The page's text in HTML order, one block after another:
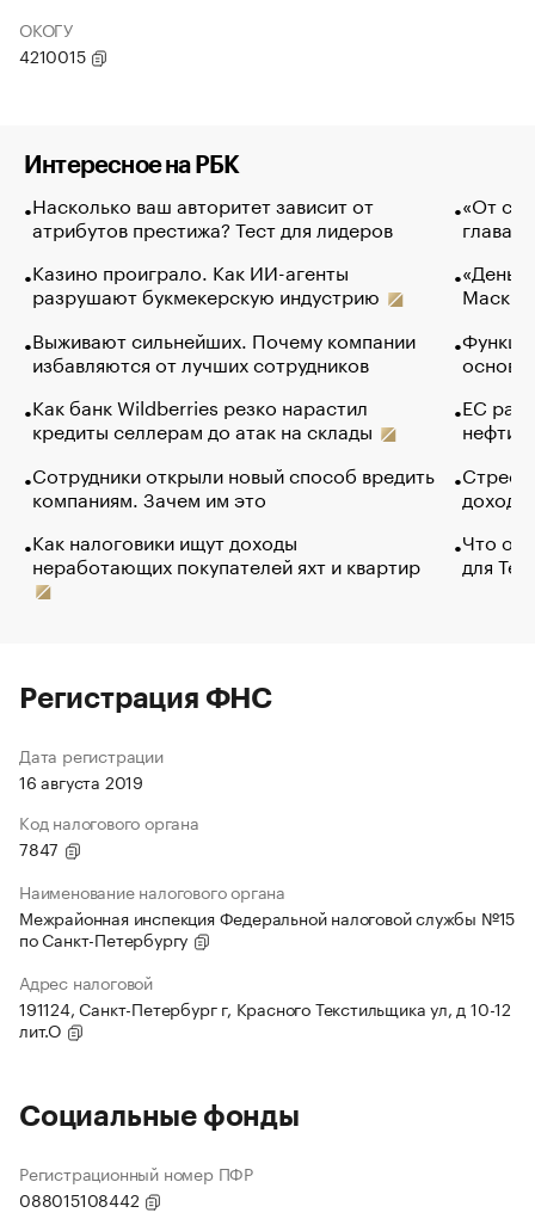
ОКОГУ
4210015
Интересное на РБК
Насколько ваш авторитет зависит от
атрибутов престижа? Тест для лидеров
Казино проиграло. Как ИИ-агенты
разрушают букмекерскую индустрию
Выживают сильнейших. Почему компании
избавляются от лучших сотрудников
Как банк Wildberries резко нарастил
кредиты селлерам до атак на склады
Сотрудники открыли новый способ вредить
компаниям. Зачем им это
Как налоговики ищут доходы
неработающих покупателей яхт и квартир
«От
глава
Маск в
основ
ЕС
нефти
Что
для
Регистрация ФНС
Дата регистрации
16 августа 2019
Код налогового органа
7847
Наименование налогового органа
Межрайонная инспекция Федеральной налоговой службы №15
по Санкт-Петербургу
Адрес налоговой
191124, Санкт-Петербург г, Красного Текстильщика ул, д 10-12
лит.О
Социальные фонды
Регистрационный номер ПФР
088015108442